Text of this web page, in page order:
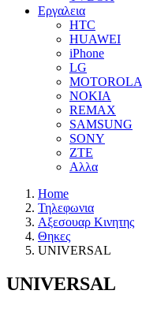
Εργαλεια
HTC
HUAWEI
iPhone
LG
MOTOROLA
NOKIA
REMAX
SAMSUNG
SONY
ZTE
Αλλα
Home
Τηλεφωνια
Αξεσουαρ Κινητης
Θηκες
UNIVERSAL
UNIVERSAL